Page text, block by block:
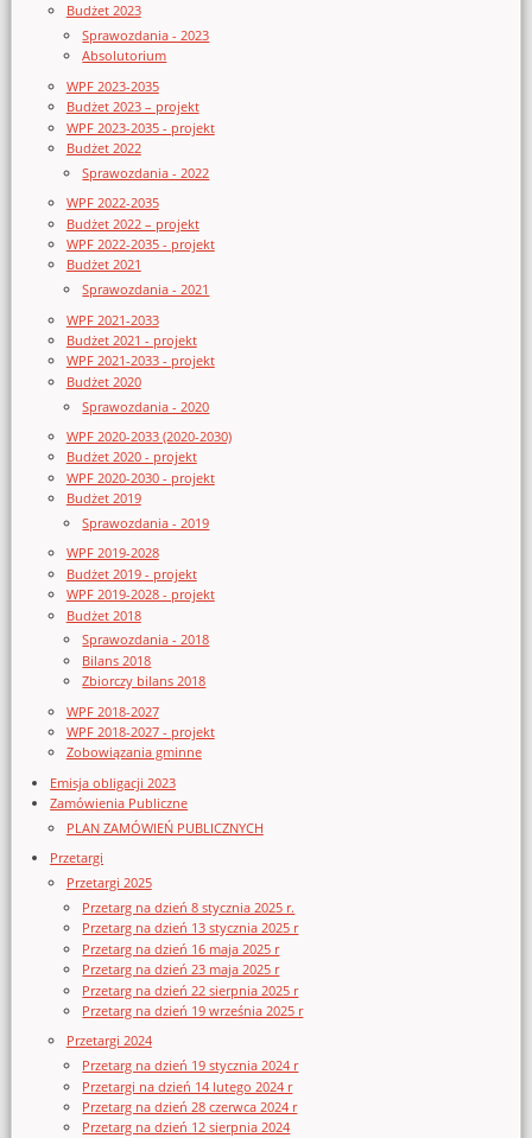
Budżet 2023
Sprawozdania - 2023
Absolutorium
WPF 2023-2035
Budżet 2023 – projekt
WPF 2023-2035 - projekt
Budżet 2022
Sprawozdania - 2022
WPF 2022-2035
Budżet 2022 – projekt
WPF 2022-2035 - projekt
Budżet 2021
Sprawozdania - 2021
WPF 2021-2033
Budżet 2021 - projekt
WPF 2021-2033 - projekt
Budżet 2020
Sprawozdania - 2020
WPF 2020-2033 (2020-2030)
Budżet 2020 - projekt
WPF 2020-2030 - projekt
Budżet 2019
Sprawozdania - 2019
WPF 2019-2028
Budżet 2019 - projekt
WPF 2019-2028 - projekt
Budżet 2018
Sprawozdania - 2018
Bilans 2018
Zbiorczy bilans 2018
WPF 2018-2027
WPF 2018-2027 - projekt
Zobowiązania gminne
Emisja obligacji 2023
Zamówienia Publiczne
PLAN ZAMÓWIEŃ PUBLICZNYCH
Przetargi
Przetargi 2025
Przetarg na dzień 8 stycznia 2025 r.
Przetarg na dzień 13 stycznia 2025 r
Przetarg na dzień 16 maja 2025 r
Przetarg na dzień 23 maja 2025 r
Przetarg na dzień 22 sierpnia 2025 r
Przetarg na dzień 19 września 2025 r
Przetargi 2024
Przetarg na dzień 19 stycznia 2024 r
Przetargi na dzień 14 lutego 2024 r
Przetarg na dzień 28 czerwca 2024 r
Przetarg na dzień 12 sierpnia 2024